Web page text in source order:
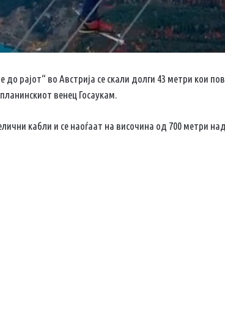
до рајот“ во Австрија се скали долги 43 метри кои
венец Госаукам.
кабли и се наоѓаат на височина од 700 метри